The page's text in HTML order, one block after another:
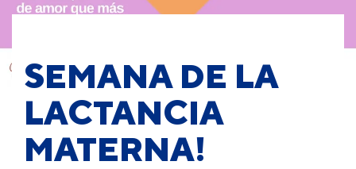
SEMANA DE LA
LACTANCIA
MATERNA!